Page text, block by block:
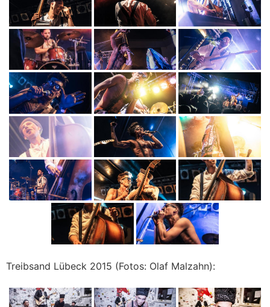
Treibsand Lübeck 2015 (Fotos: Olaf Malzahn):